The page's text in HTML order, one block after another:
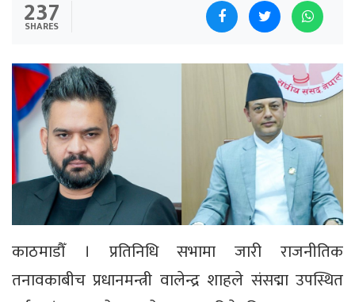
237
SHARES
काठमाडौँ । प्रतिनिधि सभामा जारी राजनीतिक
तनावकाबीच प्रधानमन्त्री वालेन्द्र शाहले संसद्मा उपस्थित